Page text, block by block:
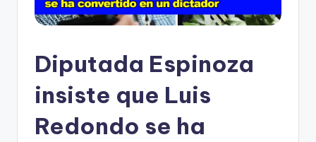
Diputada Espinoza
insiste que Luis
Redondo se ha